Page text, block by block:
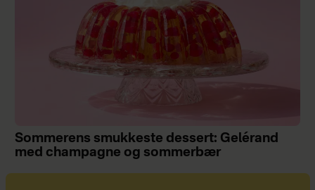
Sommerens smukkeste dessert: Gelérand
med champagne og sommerbær